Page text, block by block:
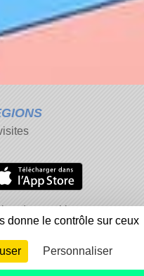
des cookies
un contenu inapproprié
Connexion
donne le contrôle sur ceux
Personnaliser